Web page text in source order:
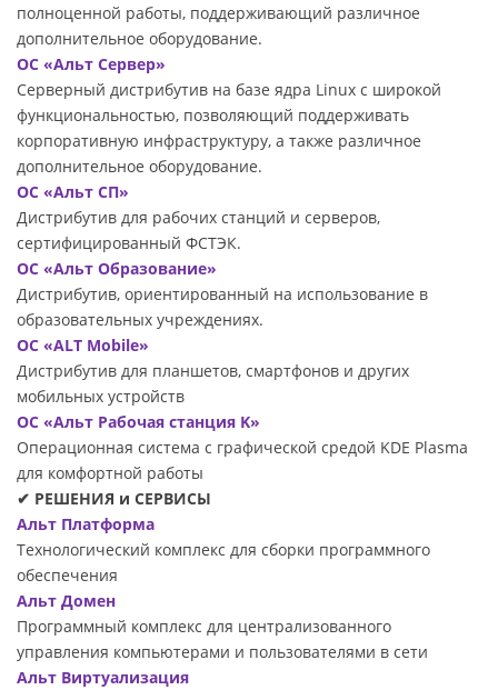
полноценной работы, поддерживающий различное
дополнительное оборудование.
ОС «Альт Сервер»
Серверный дистрибутив на базе ядра Linux с широкой
функциональностью, позволяющий поддерживать
корпоративную инфраструктуру, а также различное
дополнительное оборудование.
ОС «Альт СП»
Дистрибутив для рабочих станций и серверов,
сертифицированный ФСТЭК.
ОС «Альт Образование»
Дистрибутив, ориентированный на использование в
образовательных учреждениях.
ОС «ALT Mobile»
Дистрибутив для планшетов, смартфонов и других
мобильных устройств
ОС «Альт Рабочая станция K»
Операционная система с графической средой KDE Plasma
для комфортной работы
✔ РЕШЕНИЯ и СЕРВИСЫ
Альт Платформа
Технологический комплекс для сборки программного
обеспечения
Альт Домен
Программный комплекс для централизованного
управления компьютерами и пользователями в сети
Альт Виртуализация